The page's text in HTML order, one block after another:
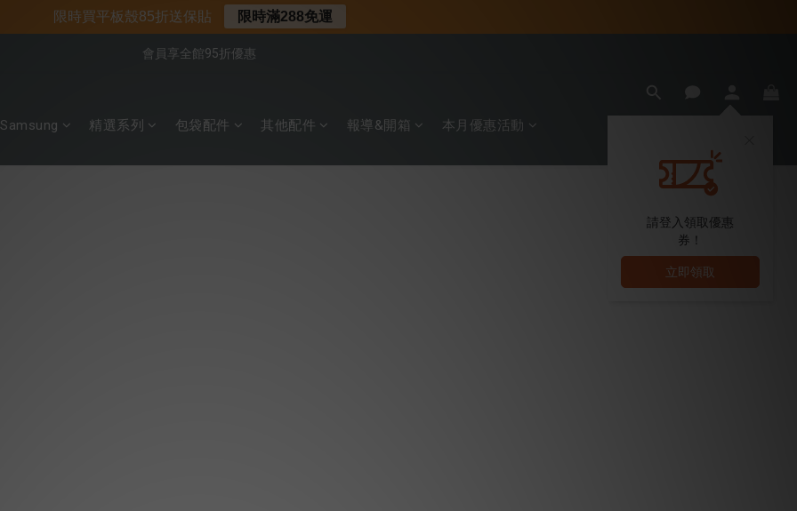
📍新客首購現折$50｜加入會員立即領取
會員享全館95折優惠
請登入領取優惠
券！
立即領取
Samsung 精選系列 包袋配件 其他配件 報導&開箱 本月優惠活動
限時買平板殼85折送保貼 限時滿288免運